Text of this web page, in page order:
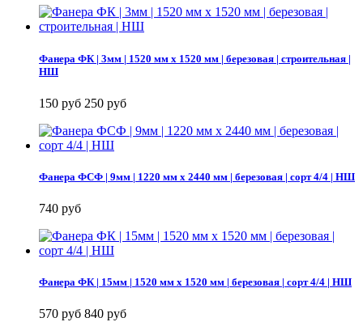
Фанера ФК | 3мм | 1520 мм х 1520 мм | березовая | строительная |
НШ
150 руб 250 руб
Фанера ФСФ | 9мм | 1220 мм х 2440 мм | березовая | сорт 4/4 | НШ
740 руб
Фанера ФК | 15мм | 1520 мм х 1520 мм | березовая | сорт 4/4 | НШ
570 руб 840 руб